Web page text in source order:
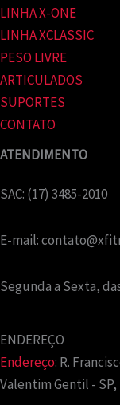
LINHA X-ONE
LINHA XCLASSIC
PESO LIVRE
ARTICULADOS
SUPORTES
CONTATO
ATENDIMENTO
SAC: (17) 3485-2010
E-mail:
Segunda a Sexta,
ENDEREÇO
Endereço: R.
Valentim Gentil - SP,